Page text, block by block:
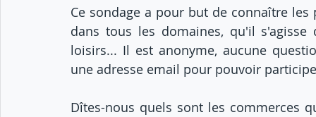
Ce sondage a pour but de connaître les
dans tous les domaines, qu'il s'agisse
loisirs... Il est anonyme, aucune
une adresse email pour pouvoir
Dîtes-nous quels sont les commerces